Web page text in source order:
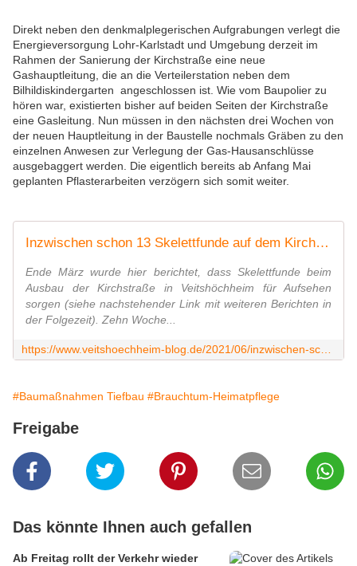
Direkt neben den denkmalplegerischen Aufgrabungen verlegt die
Energieversorgung Lohr-Karlstadt und Umgebung derzeit im
Rahmen der Sanierung der Kirchstraße eine neue
Gashauptleitung, die an die Verteilerstation neben dem
Bilhildiskindergarten angeschlossen ist. Wie vom Baupolier zu
hören war, existierten bisher auf beiden Seiten der Kirchstraße
eine Gasleitung. Nun müssen in den nächsten drei Wochen von
der neuen Hauptleitung in der Baustelle nochmals Gräben zu den
einzelnen Anwesen zur Verlegung der Gas-Hausanschlüsse
ausgebaggert werden. Die eigentlich bereits ab Anfang Mai
geplanten Pflasterarbeiten verzögern sich somit weiter.
Inzwischen schon 13 Skelettfunde auf dem Kirchplatz in Veitshöchheim - Pflasterung der Kirchstraße verzögert sich weiter - Veitshöchheim News
Ende März wurde hier berichtet, dass Skelettfunde beim
Ausbau der Kirchstraße in Veitshöchheim für Aufsehen
sorgen (siehe nachstehender Link mit weiteren Berichten in
der Folgezeit). Zehn Woche...
#Baumaßnahmen Tiefbau #Brauchtum-Heimatpflege
Freigabe
Das könnte Ihnen auch gefallen
Ab Freitag rollt der Verkehr wieder